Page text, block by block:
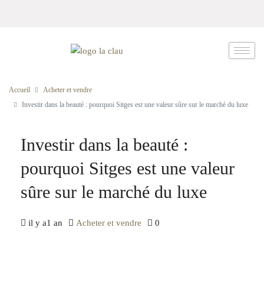
Accueil
Acheter et vendre
Investir dans la beauté : pourquoi Sitges est une valeur sûre sur le marché du luxe
Investir dans la beauté :
pourquoi Sitges est une valeur
sûre sur le marché du luxe
il y a1 an Acheter et vendre 0